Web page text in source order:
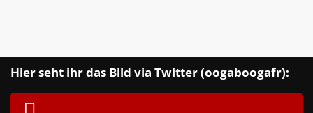
Hier seht ihr das Bild via Twitter (oogaboogafr):